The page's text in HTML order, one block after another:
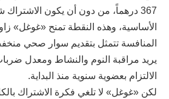
367 درهماً، من دون أن يكون
الأساسية، وهذه النقطة تمنح «غوغل»
المنافسة تتمثل بتقديم سوار صحي
يريد مراقبة النوم والنشاط ومعدل
الالتزام بعضوية سنوية منذ البداية.
لكن «غوغل» لا تلغي فكرة الاشتراك